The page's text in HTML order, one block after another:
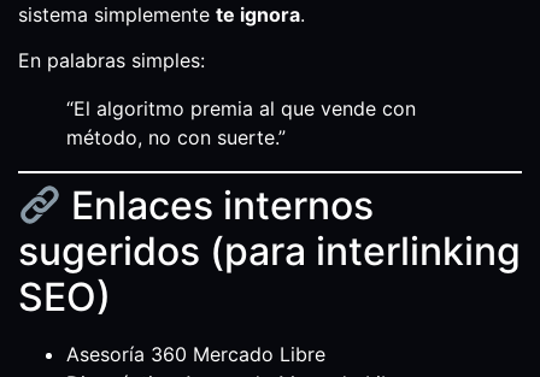
sistema simplemente te ignora.
En palabras simples:
“El algoritmo premia al que vende con
método, no con suerte.”
Enlaces internos
sugeridos (para interlinking
SEO)
Asesoría 360 Mercado Libre